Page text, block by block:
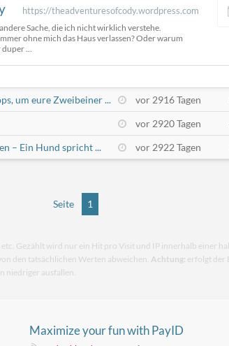
https://theadventuresofcody.wordpress.com
Sache, die ich nicht wirklich verstehe.
ohne mich das Haus verlassen? Oder warum
...
um eure Zweibeiner ... vor 2916 Tagen
vor 2920 Tagen
– Ein Hund spricht ...
vor 2922 Tagen
Seite 1
etc. Gezählt wird nur ein Hit pro Visit und IP innerhalb einer
den tatsächlichen Werten abweichen. Achtung: erfolgt der
niedriger ausfallen.
Maximize your fun with PayID